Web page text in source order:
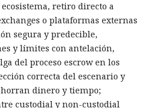
retiro directo a
o plataformas externas
segura y predecible,
y límites con antelación,
del proceso escrow en los
correcta del escenario y
dinero y tiempo;
custodial y non-custodial